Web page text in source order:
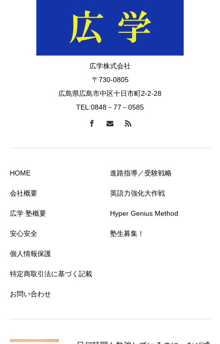
広学株式会社
〒730-0805
広島県広島市中区十日市町2-2-28
TEL:0848－77－0585
HOME
会社概要
広学 塾概要
安心安全
個人情報保護
特定商取引法に基づく記載
お問い合わせ
進路指導／受験戦略
英語力強化大作戦
Hyper Genius Method
塾生募集！